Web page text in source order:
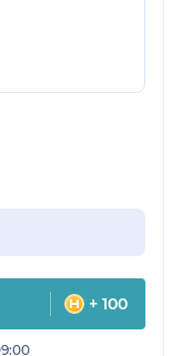
+ 100